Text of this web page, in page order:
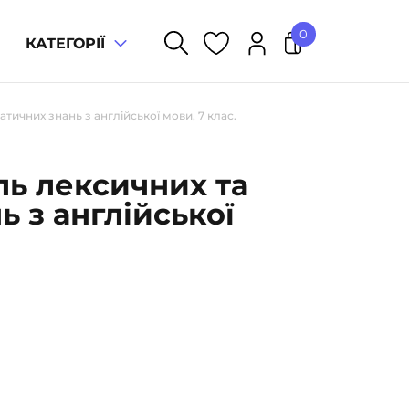
КАТЕГОРІЇ
0
У кошику немає товарів.
знань з англійської мови, 7 клас.
лексичних та
з англійської